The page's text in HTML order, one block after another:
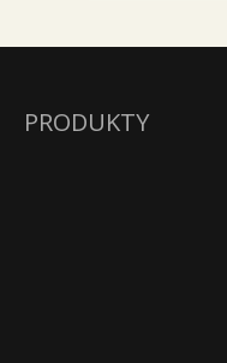
PRODUKTY